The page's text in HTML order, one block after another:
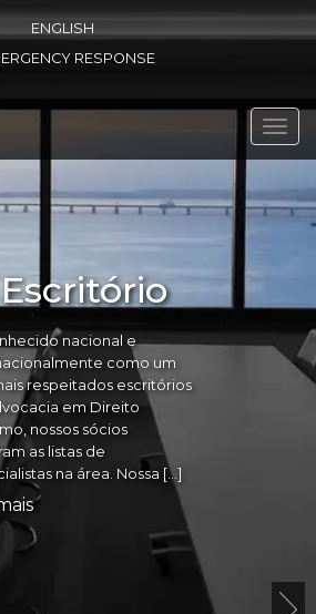
ENGLISH
RESPONSE
nacional e
como um
respeitados escritórios
em Direito
nossos sócios
as listas de
na área. Nossa […]